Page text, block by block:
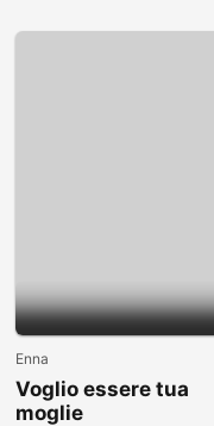
Enna
Voglio essere tua
moglie